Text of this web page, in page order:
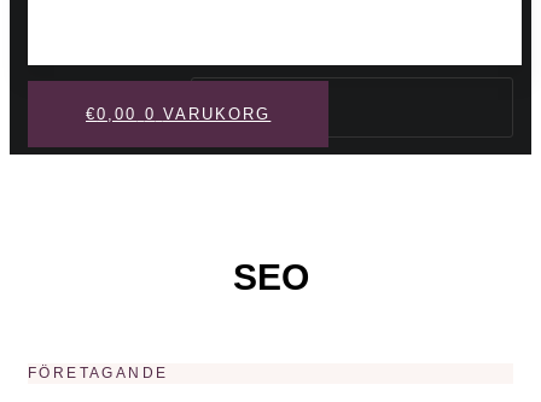
Sök
€0,00 0 VARUKORG
SEO
FÖRETAGANDE